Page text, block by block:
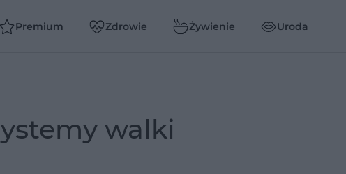
Premium Zdrowie Żywienie Uroda
systemy walki